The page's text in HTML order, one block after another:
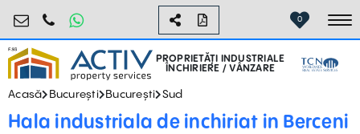
industrial@activpropertyservices.ro
0755.795.795 0
PROPRIETĂȚI INDUSTRIALE
ÎNCHIRIERE / VÂNZARE
Acasă București București Sud
Hala industriala de inchiriat in Berceni